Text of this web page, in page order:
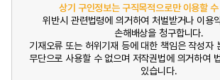
상기 구인정보는 구직목적으로만 이용할
위반시 관련법령에 의거하여 처벌받거나 이용
손해배상을 청구합니다.
기재오류 또는 허위기재 등에 대한 책임은 작성자
무단으로 사용할 수 없으며 저작권법에 의거하여
있습니다.